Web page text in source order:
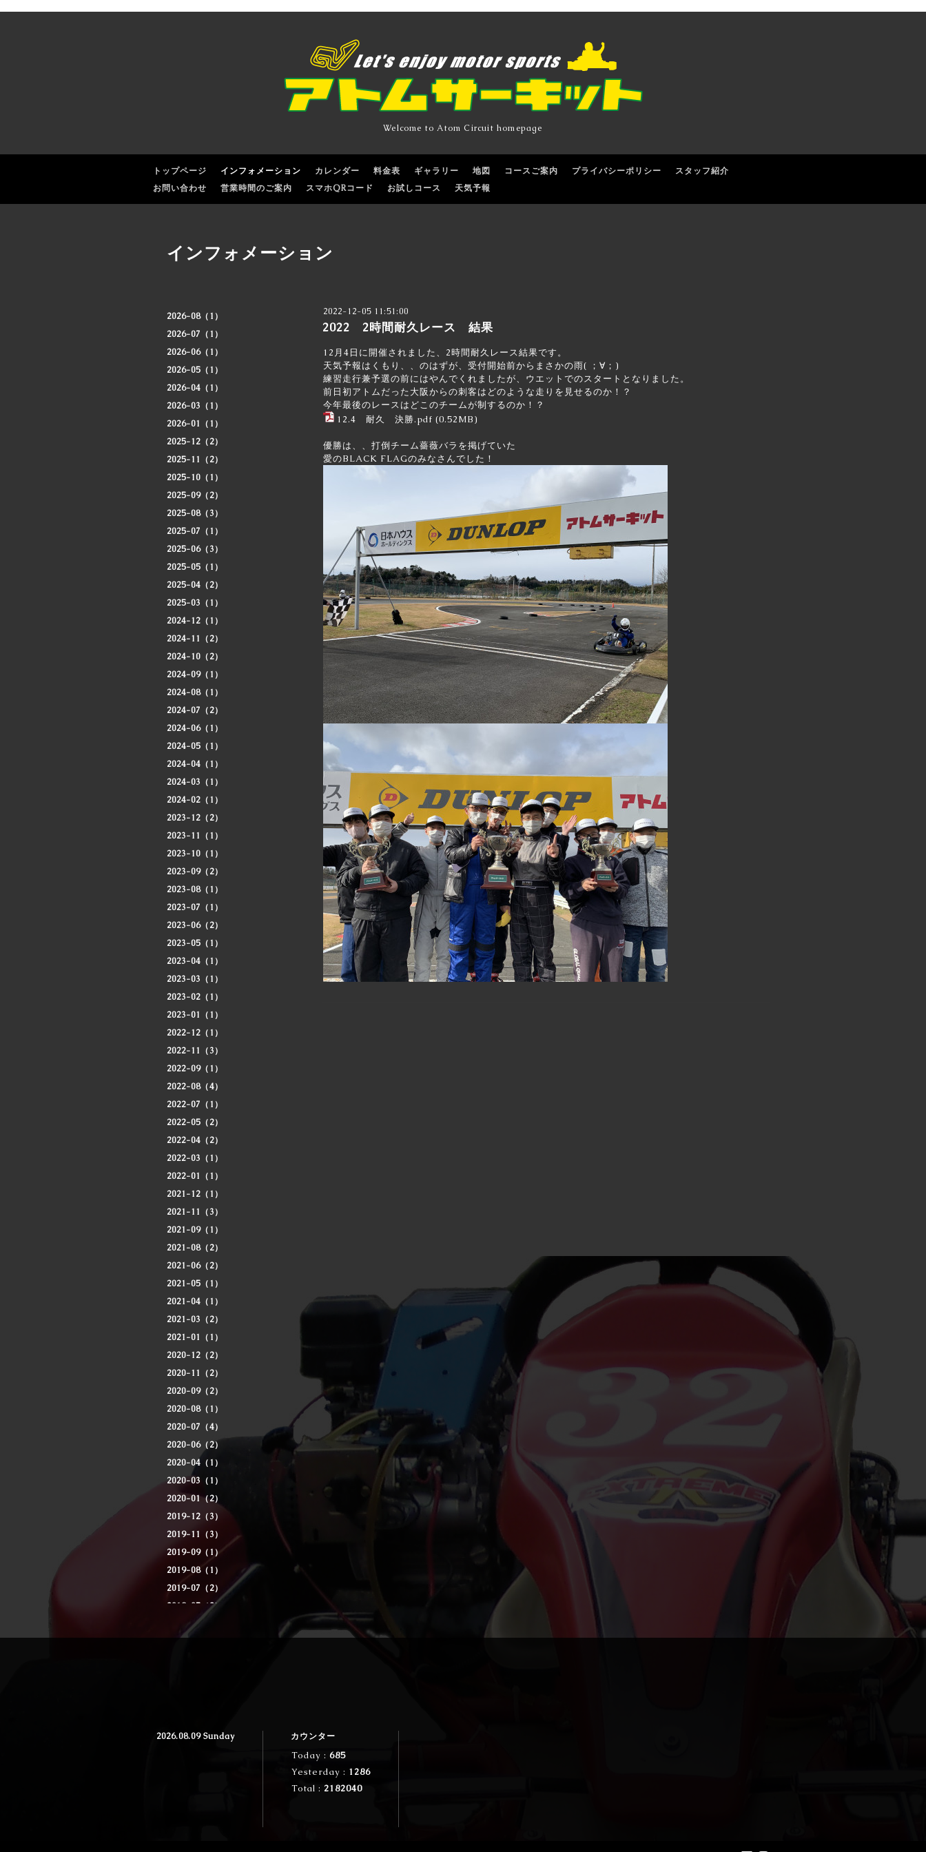
Welcome to Atom Circuit homepage
トップページ インフォメーション カレンダー 料金表 ギャラリー 地図 コースご案内 プライバシーポリシー
スタッフ紹介
お問い合わせ
営業時間のご案内 スマホQRコード お試しコース 天気予報
2026-08（1）
2026-07（1）
2026-06（1）
2026-05（1）
2026-04（1）
2026-03（1）
2026-01（1）
2025-12（2）
2025-11（2）
2025-10（1）
2025-09（2）
2025-08（3）
2025-07（1）
2025-06（3）
2025-05（1）
2025-04（2）
2025-03（1）
2024-12（1）
2024-11（2）
2024-10（2）
2024-09（1）
2024-08（1）
2024-07（2）
2024-06（1）
2024-05（1）
2024-04（1）
2024-03（1）
2024-02（1）
2023-12（2）
2023-11（1）
2023-10（1）
2023-09（2）
2023-08（1）
2023-07（1）
2023-06（2）
2023-05（1）
2023-04（1）
2023-03（1）
2023-02（1）
2023-01（1）
2022-12（1）
2022-11（3）
2022-09（1）
2022-08（4）
2022-07（1）
2022-05（2）
2022-04（2）
2022-03（1）
2022-01（1）
2021-12（1）
2021-11（3）
2021-09（1）
2021-08（2）
2021-06（2）
2021-05（1）
2021-04（1）
2021-03（2）
2021-01（1）
2020-12（2）
2020-11（2）
2020-09（2）
2020-08（1）
2020-07（4）
2020-06（2）
2020-04（1）
2020-03（1）
2020-01（2）
2019-12（3）
2019-11（3）
2019-09（1）
2019-08（1）
2019-07（2）
2019-05（2）
2019-04（1）
インフォメーション
2022-12-05 11:51:00
2022 2時間耐久レース 結果
12月4日に開催されました、2時間耐久レース結果です。
天気予報はくもり、、のはずが、受付開始前からまさかの雨( ；∀；)
練習走行兼予選の前にはやんでくれましたが、ウエットでのスタートとなりました。
前日初アトムだった大阪からの刺客はどのような走りを見せるのか！？
今年最後のレースはどこのチームが制するのか！？
12.4 耐久 決勝.pdf (0.52MB)
優勝は、、打倒チーム薔薇バラを掲げていた
愛のBLACK FLAGのみなさんでした！
2026.08.09 Sunday カウンター
Today : 685
Yesterday : 1286
Total : 2182040